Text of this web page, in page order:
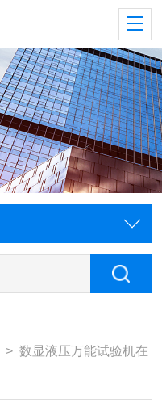
> 数显液压万能试验机在